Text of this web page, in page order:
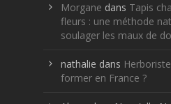
Morgane dans Tapis
fleurs : une méthode
soulager les maux de
nathalie dans
former en France ?